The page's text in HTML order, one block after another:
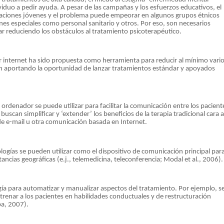
a pedir ayuda. A pesar de las campañas y los esfuerzos educativos, el
jóvenes y el problema puede empeorar en algunos grupos étnicos
especiales como personal sanitario y otros. Por eso, son necesarios
reduciendo los obstáculos al tratamiento psicoterapéutico.
ha sido propuesta como herramienta para reducir al mínimo
aportando la oportunidad de lanzar tratamientos estándar y apoyados
se puede utilizar para facilitar la comunicación entre los
simplificar y ‘extender’ los beneficios de la terapia tradicional cara a
e-mail u otra comunicación basada en Internet.
se pueden utilizar como el dispositivo de comunicación principal
geográficas (e.j., telemedicina, teleconferencia; Modal et al., 2006).
para automatizar y manualizar aspectos del tratamiento. Por ejemplo,
a los pacientes en habilidades conductuales y de restructuración
2007).